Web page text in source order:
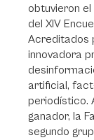
obtuvieron
del XIV
Acreditados
innovadora
artificial,
periodístico.
ganador, la
segundo